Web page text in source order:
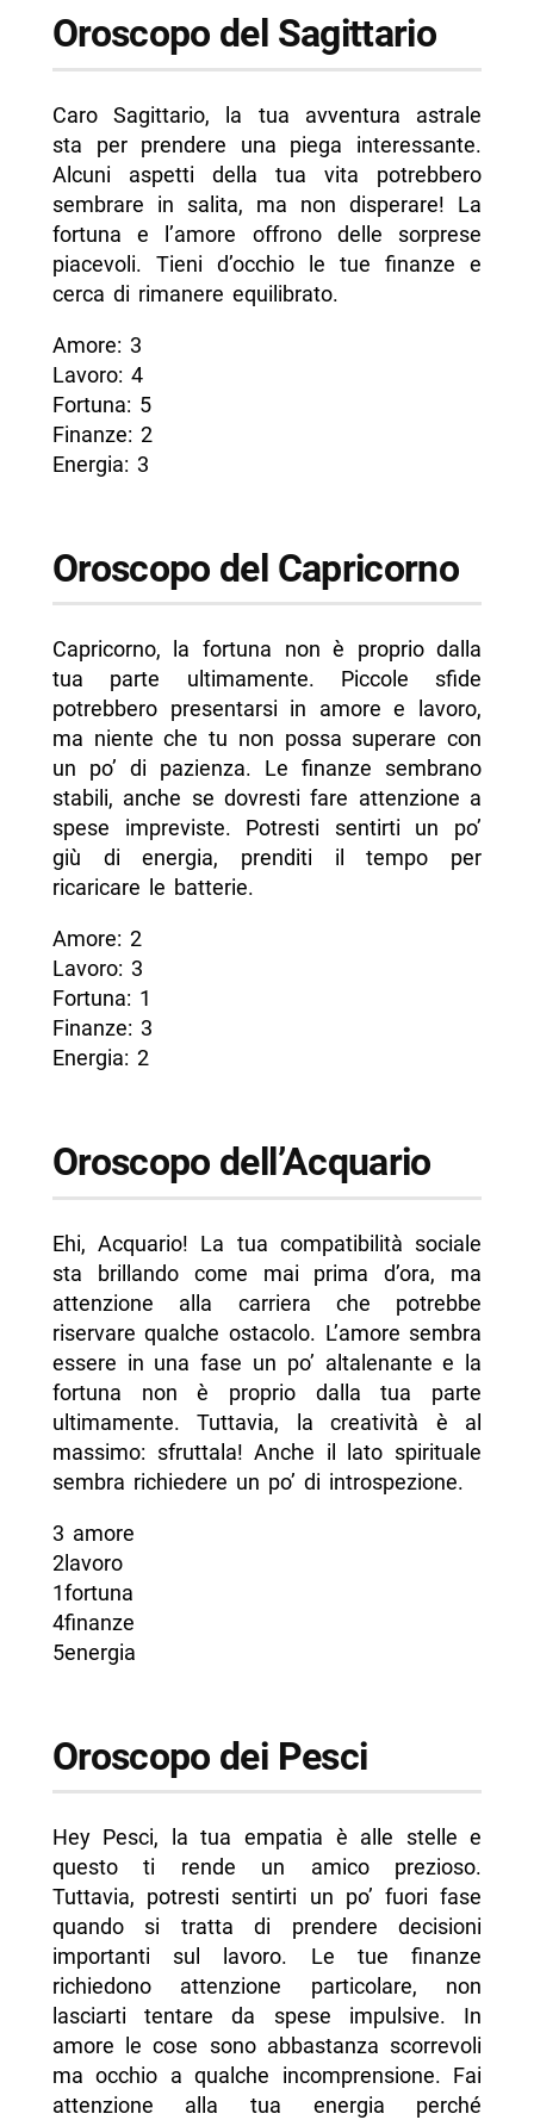
Oroscopo del Sagittario
Caro Sagittario, la tua avventura astrale
sta per prendere una piega interessante.
Alcuni aspetti della tua vita potrebbero
sembrare in salita, ma non disperare! La
fortuna e l’amore offrono delle sorprese
piacevoli. Tieni d’occhio le tue finanze e
cerca di rimanere equilibrato.
Amore: 3
Lavoro: 4
Fortuna: 5
Finanze: 2
Energia: 3
Oroscopo del Capricorno
Capricorno, la fortuna non è proprio dalla
tua parte ultimamente. Piccole sfide
potrebbero presentarsi in amore e lavoro,
ma niente che tu non possa superare con
un po’ di pazienza. Le finanze sembrano
stabili, anche se dovresti fare attenzione a
spese impreviste. Potresti sentirti un po’
giù di energia, prenditi il tempo per
ricaricare le batterie.
Amore: 2
Lavoro: 3
Fortuna: 1
Finanze: 3
Energia: 2
Oroscopo dell’Acquario
Ehi, Acquario! La tua compatibilità sociale
sta brillando come mai prima d’ora, ma
attenzione alla carriera che potrebbe
riservare qualche ostacolo. L’amore sembra
essere in una fase un po’ altalenante e la
fortuna non è proprio dalla tua parte
ultimamente. Tuttavia, la creatività è al
massimo: sfruttala! Anche il lato spirituale
sembra richiedere un po’ di introspezione.
3 amore
2lavoro
1fortuna
4finanze
5energia
Oroscopo dei Pesci
Hey Pesci, la tua empatia è alle stelle e
questo ti rende un amico prezioso.
Tuttavia, potresti sentirti un po’ fuori fase
quando si tratta di prendere decisioni
importanti sul lavoro. Le tue finanze
richiedono attenzione particolare, non
lasciarti tentare da spese impulsive. In
amore le cose sono abbastanza scorrevoli
ma occhio a qualche incomprensione. Fai
attenzione alla tua energia perché